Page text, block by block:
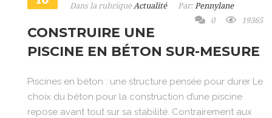
Dans la rubrique Actualité Par: Pennylane
0
19365
CONSTRUIRE UNE
PISCINE EN BÉTON SUR-MESURE
Piscines en béton : une structure pensée pour durer Le
choix du béton pour la construction d’une piscine
repose avant tout sur sa stabilité. Contrairement aux